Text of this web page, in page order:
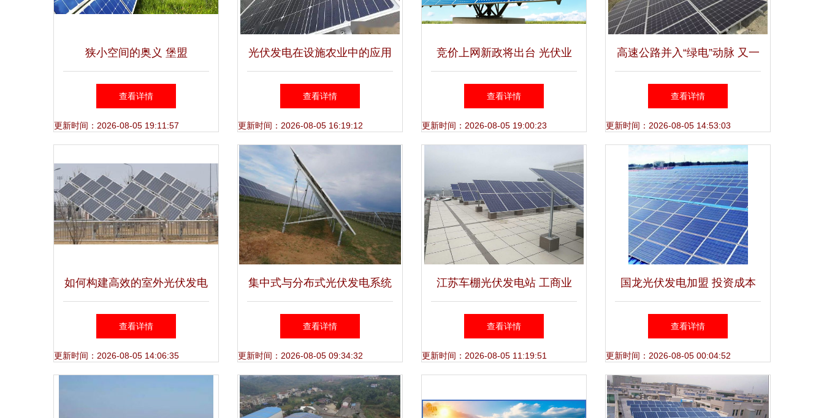
狭小空间的奥义 堡盟
OM20/30助力光伏产业装备升
级
查看详情
更新时间：2026-08-05 19:11:57
光伏发电在设施农业中的应用
项目初显效果，光伏发电设备
助力绿色发展
查看详情
更新时间：2026-08-05 16:19:12
竞价上网新政将出台 光伏业
将走向
查看详情
更新时间：2026-08-05 19:00:23
高速公路并入“绿电”动脉 又一
巨型光伏项目亮相并网，年发
电量破千万千瓦时
查看详情
更新时间：2026-08-05 14:53:03
如何构建高效的室外光伏发电
教学实验系统？——设备选型
与实训设计全指南
查看详情
更新时间：2026-08-05 14:06:35
集中式与分布式光伏发电系统
的特点及优缺点分析
查看详情
更新时间：2026-08-05 09:34:32
江苏车棚光伏发电站 工商业
光伏电站投资与总承包全解析
查看详情
更新时间：2026-08-05 11:19:51
国龙光伏发电加盟 投资成本
与加盟优势全面解析
查看详情
更新时间：2026-08-05 00:04:52